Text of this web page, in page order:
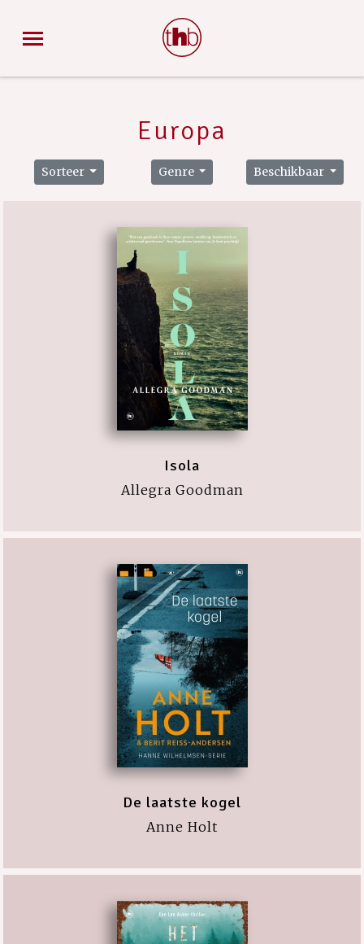
Europa
Sorteer Genre Beschikbaar
Isola
Allegra Goodman
De laatste kogel
Anne Holt